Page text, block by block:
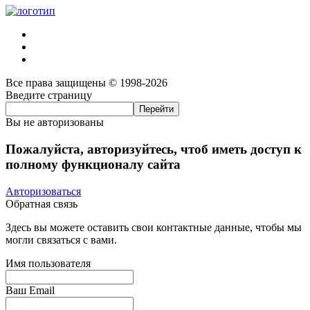
Все права защищены © 1998-2026
Введите страницу
Вы не авторизованы
Пожалуйста, авторизуйтесь, чтоб иметь доступ к
полному функционалу сайта
Авторизоваться
Обратная связь
Здесь вы можете оставить свои контактные данные, чтобы мы
могли связаться с вами.
Имя пользователя
Ваш Email